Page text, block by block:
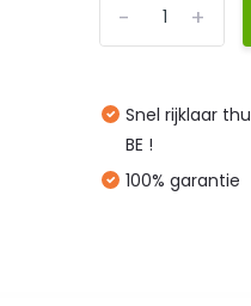
+
-
Snel rijklaar
BE !
100% garantie